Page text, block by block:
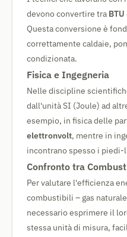
devono convertire tra BTU
Questa conversione è
correttamente caldaie,
condizionata.
Fisica e Ingegneria
Nelle discipline
dall'unità SI (Joule) ad
esempio, in fisica delle
elettronvolt, mentre in
incontrano spesso i piedi-
Confronto tra
Per valutare l'efficienza
combustibili – gas
necessario esprimere il
stessa unità di misura,